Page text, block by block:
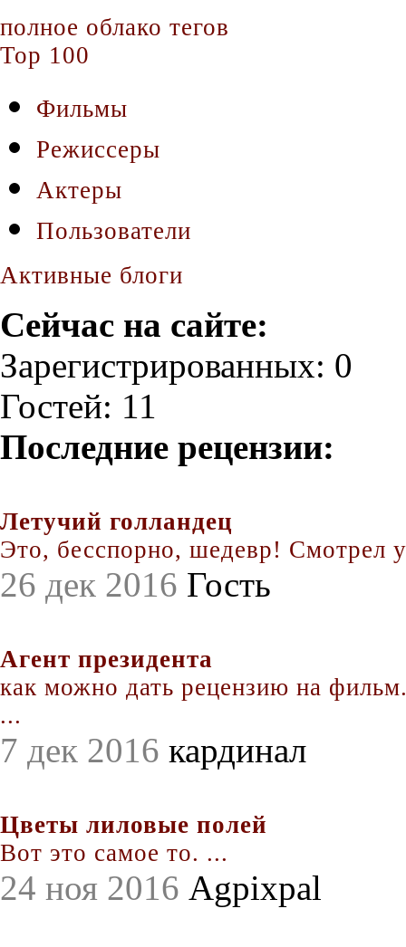
полное облако тегов
Top 100
Фильмы
Режиссеры
Актеры
Пользователи
Активные блоги
Сейчас на сайте:
Зарегистрированных: 0
Гостей: 11
Последние рецензии:
Летучий голландец
Это, бесспорно, шедевр! Смотрел
26 дек 2016 Гость
Агент президента
как можно дать рецензию на
...
7 дек 2016 кардинал
Цветы лиловые полей
Вот это самое то. ...
24 ноя 2016 Agpixpal